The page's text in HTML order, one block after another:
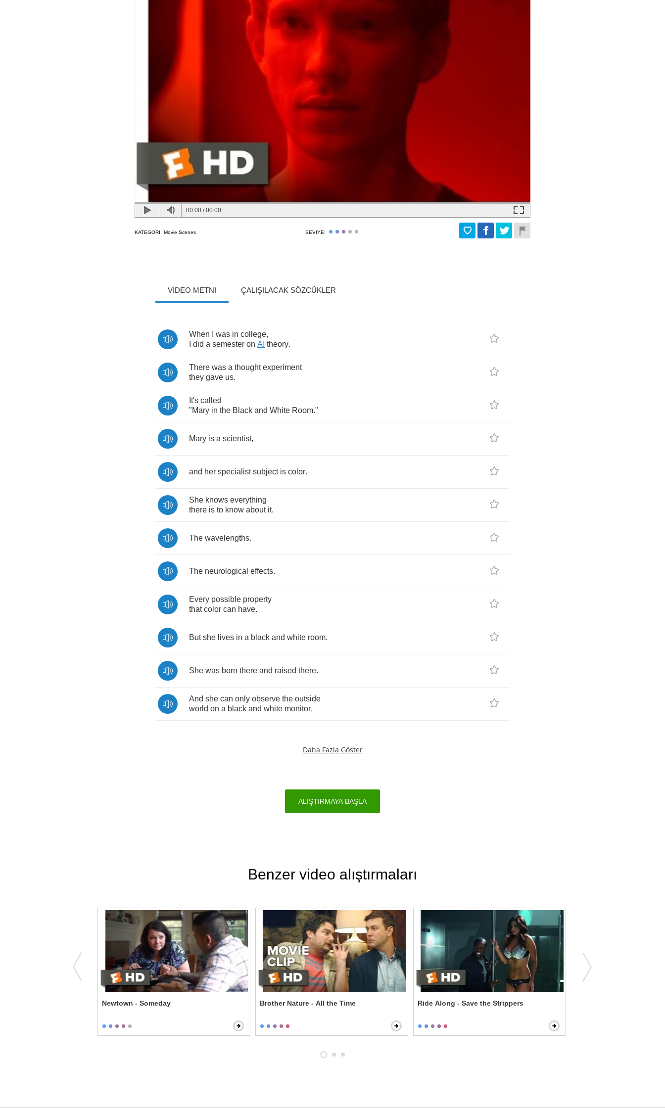
00:00 /00:00
KATEGORI: Movie Scenes SEVIYE:
VIDEO METNI ÇALIŞILACAK SÖZCÜKLER
When was in college,
did a semester on AI theory.
There was a thought experiment
they gave us.
It's called
"Mary in the Black and White Room."
Mary is a scientist,
and her specialist subject is color.
She knows everything
there is to know about it.
The wavelengths.
The neurological effects.
Every possible property
that color can have.
But she lives in a black and white room.
She was born there and raised there.
And she can only observe the outside
world on a black and white monitor.
Daha Fazla Göster
ALIŞTIRMAYA BAŞLA
Benzer video alıştırmaları
Newtown - Someday Brother Nature - All the Time Ride Along - Save the Strippers